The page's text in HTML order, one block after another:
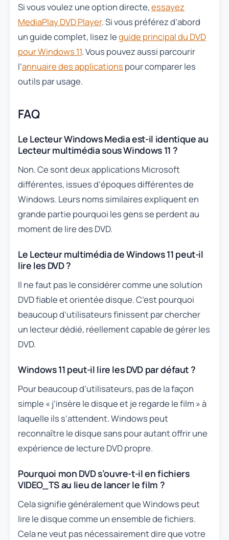
Si vous voulez une option directe,essayez
MediaPlay DVD Player. Si vous préférez d’abord
un guide complet, lisez leguide principal du DVD
pour Windows 11. Vous pouvez aussi parcourir
l’annuaire des applications pour comparer les
outils par usage.
FAQ
Le Lecteur Windows Media est-il identique au
Lecteur multimédia sous Windows 11 ?
Non. Ce sont deux applications Microsoft
différentes, issues d’époques différentes de
Windows. Leurs noms similaires expliquent en
grande partie pourquoi les gens se perdent au
moment de lire des DVD.
Le Lecteur multimédia de Windows 11 peut-il
lire les DVD ?
Il ne faut pas le considérer comme une solution
DVD fiable et orientée disque. C’est pourquoi
beaucoup d’utilisateurs finissent par chercher
un lecteur dédié, réellement capable de gérer les
DVD.
Windows 11 peut-il lire les DVD par défaut ?
Pour beaucoup d’utilisateurs, pas de la façon
simple « j’insère le disque et je regarde le film » à
laquelle ils s’attendent. Windows peut
reconnaître le disque sans pour autant offrir une
expérience de lecture DVD propre.
Pourquoi mon DVD s’ouvre-t-il en fichiers
VIDEO_TS au lieu de lancer le film ?
Cela signifie généralement que Windows peut
lire le disque comme un ensemble de fichiers.
Cela ne veut pas nécessairement dire que votre